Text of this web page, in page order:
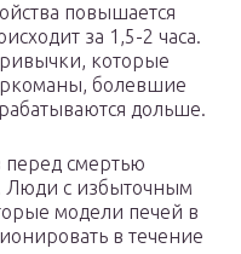
повышается
за 1,5-2 часа.
которые
болевшие
дольше.
смертью
Люди с избыточным
модели печей в
в течение